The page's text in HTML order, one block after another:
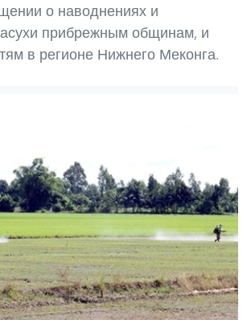
о наводнениях и
прибрежным общинам, и
в регионе Нижнего Меконга.